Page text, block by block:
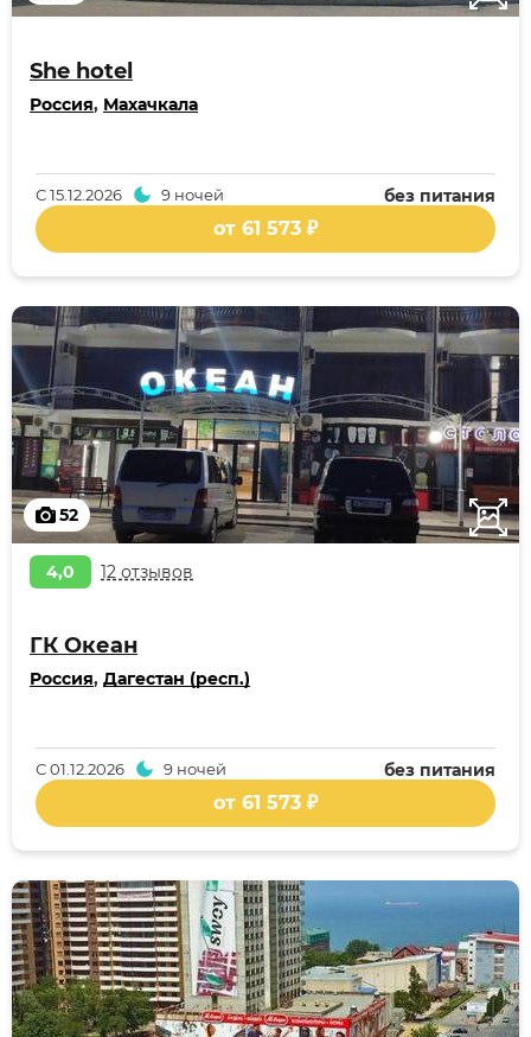
She hotel
Россия, Махачкала
без питания
С15.12.2026 9 ночей
от 61 573 ₽
52
4,0 12 отзывов
ГК Океан
Россия, Дагестан (респ.)
без питания
С01.12.2026 9 ночей
от 61 573 ₽